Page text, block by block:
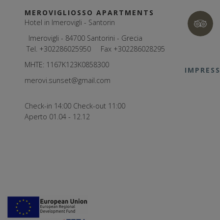
MEROVIGLIOSSO APARTMENTS
Hotel in Imerovigli - Santorin
Imerovigli - 84700 Santorini - Grecia
Tel. +302286025950
Fax +302286028295
MHTE: 1167Κ123Κ0858300
merovi.sunset@gmail.com
Check-in 14:00 Check-out 11:00
Aperto 01.04 - 12.12